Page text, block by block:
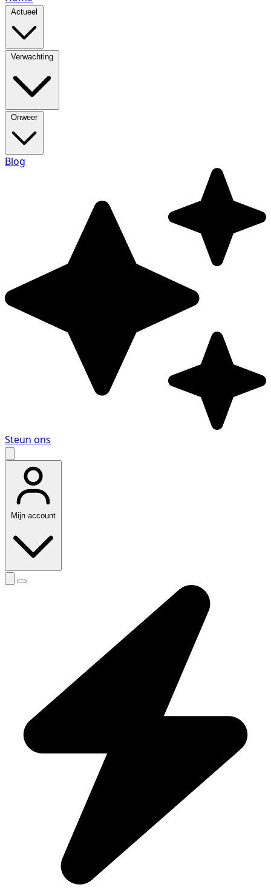
Actueel
Verwachting
Onweer
Blog
Steun ons
Mijn account